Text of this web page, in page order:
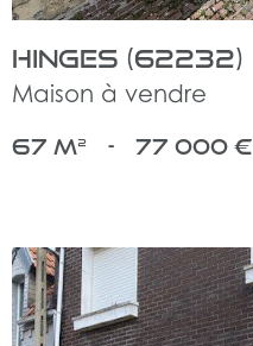
Hinges (62232)
Maison à vendre
67 m² - 77 000 €